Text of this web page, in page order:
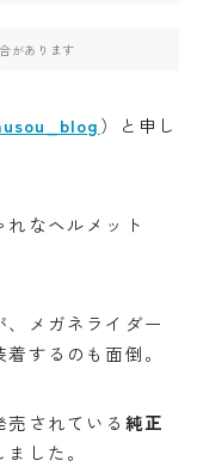
ンプ
ソー ツーセロ
があります
）と申し
なヘルメット
メガネライダー
するのも面倒。
されている 純正
した。